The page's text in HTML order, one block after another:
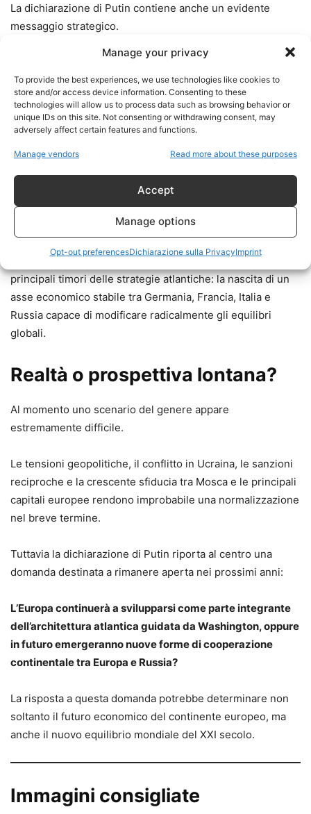
Manage your privacy
To provide the best experiences, we use technologies like cookies to
store and/or access device information. Consenting to these
technologies will allow us to process data such as browsing behavior or
unique IDs on this site. Not consenting or withdrawing consent, may
adversely affect certain features and functions.
Manage vendors Read more about these purposes
Accept
Manage options
Opt-out preferencesDichiarazione sulla PrivacyImprint
La dichiarazione di Putin contiene anche un evidente
messaggio strategico.
Un’eventuale integrazione economica euro-russa
creerebbe infatti un blocco continentale in grado di
competere direttamente con gli Stati Uniti in termini di:
PIL aggregato;
produzione industriale;
commercio internazionale;
capacità tecnologica.
analisti geopolitici, ha sempre rappresentato uno dei
principali timori delle strategie atlantiche: la nascita di un
asse economico stabile tra Germania, Francia, Italia e
Russia capace di modificare radicalmente gli equilibri
globali.
Realtà o prospettiva lontana?
Al momento uno scenario del genere appare
estremamente difficile.
Le tensioni geopolitiche, il conflitto in Ucraina, le sanzioni
reciproche e la crescente sfiducia tra Mosca e le principali
capitali europee rendono improbabile una normalizzazione
nel breve termine.
Tuttavia la dichiarazione di Putin riporta al centro una
domanda destinata a rimanere aperta nei prossimi anni:
L’Europa continuerà a svilupparsi come parte integrante
dell’architettura atlantica guidata da Washington, oppure
in futuro emergeranno nuove forme di cooperazione
continentale tra Europa e Russia?
La risposta a questa domanda potrebbe determinare non
soltanto il futuro economico del continente europeo, ma
anche il nuovo equilibrio mondiale del XXI secolo.
Immagini consigliate